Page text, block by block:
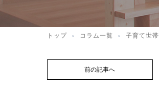
トップ コラム一覧 子育て世
前の記事へ